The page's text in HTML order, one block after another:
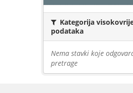
Kategorija
podataka
Nema stavki koje
pretrage